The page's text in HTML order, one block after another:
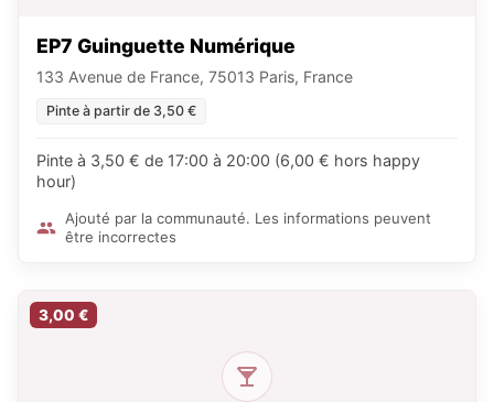
EP7 Guinguette Numérique
133 Avenue de France, 75013 Paris, France
Pinte à partir de 3,50 €
Pinte à 3,50 € de 17:00 à 20:00 (6,00 € hors happy
hour)
Ajouté par la communauté. Les informations peuvent
être incorrectes
3,00 €